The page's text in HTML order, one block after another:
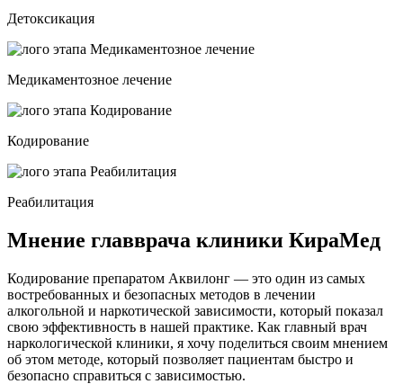
Детоксикация
Медикаментозное лечение
Кодирование
Реабилитация
Мнение главврача клиники КираМед
Кодирование препаратом Аквилонг — это один из самых
востребованных и безопасных методов в лечении
алкогольной и наркотической зависимости, который показал
свою эффективность в нашей практике. Как главный врач
наркологической клиники, я хочу поделиться своим мнением
об этом методе, который позволяет пациентам быстро и
безопасно справиться с зависимостью.